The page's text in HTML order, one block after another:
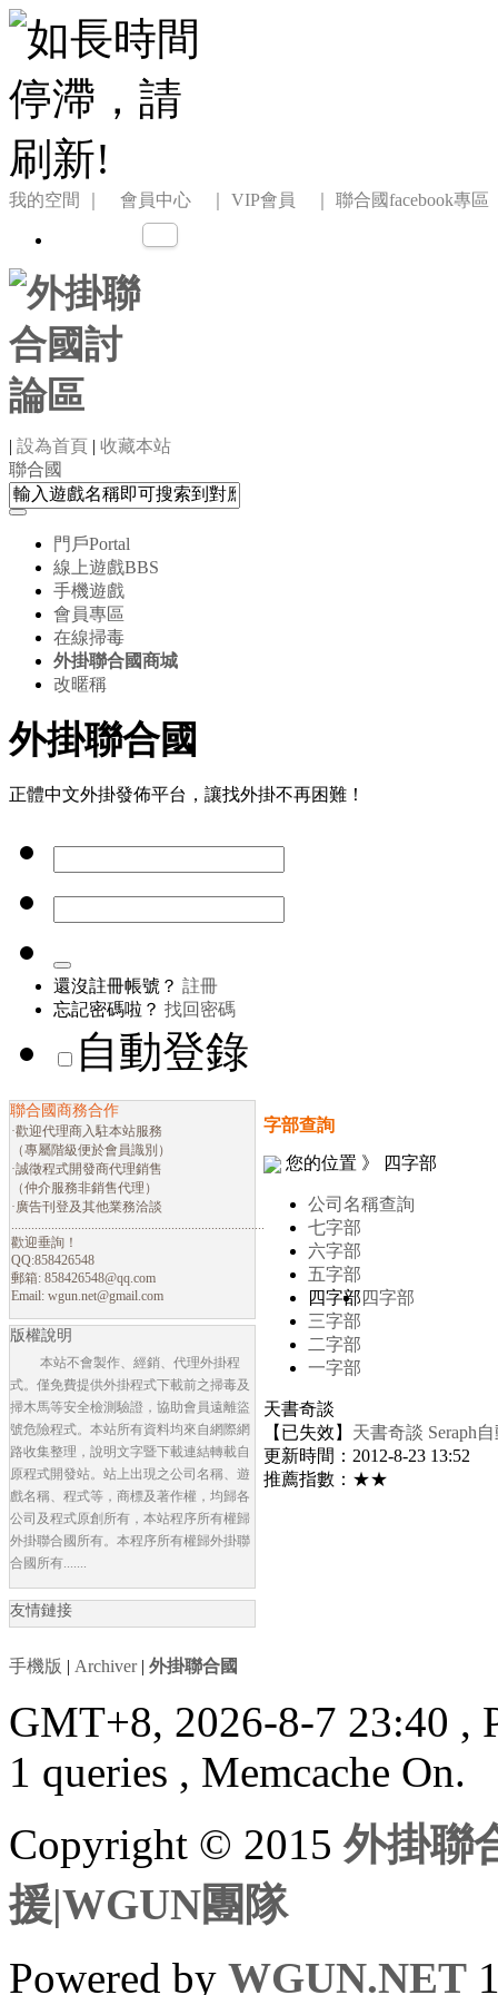
我的空間 ｜ 會員中心 ｜ VIP會員 ｜ 聯合國facebook專區
| 設為首頁 | 收藏本站
聯合國
門戶Portal
線上遊戲BBS
手機遊戲
會員專區
在線掃毒
外掛聯合國商城
改暱稱
外掛聯合國
正體中文外掛發佈平台，讓找外掛不再困難！
還沒註冊帳號？ 註冊
忘記密碼啦？ 找回密碼
自動登錄
聯合國商務合作
·歡迎代理商入駐本站服務
（專屬階級便於會員識別）
·誠徵程式開發商代理銷售
（仲介服務非銷售代理）
·廣告刊登及其他業務洽談
歡迎垂詢！
QQ:858426548
郵箱: 858426548@qq.com
Email: wgun.net@gmail.com
版權說明
本站不會製作、經銷、代理外掛程
式。僅免費提供外掛程式下載前之掃毒及
掃木馬等安全檢測驗證，協助會員遠離盜
號危險程式。本站所有資料均來自網際網
路收集整理，說明文字暨下載連結轉載自
原程式開發站。站上出現之公司名稱、遊
戲名稱、程式等，商標及著作權，均歸各
公司及程式原創所有，本站程序所有權歸
外掛聯合國所有。本程序所有權歸外掛聯
合國所有.......
友情鏈接
字部查詢
您的位置 》 四字部
公司名稱查詢
七字部
六字部
五字部
四字部 四字部
三字部
二字部
一字部
天書奇談
【已失效】 天書奇談 Seraph
更新時間：2012-8-23 13:52
推薦指數：★★
手機版 | Archiver| 外掛聯合國
GMT+8, 2026-8-7 23:40 ,
1 queries , Memcache On.
Copyright © 2015外掛聯
援|WGUN團隊
Powered by WGUN.NET